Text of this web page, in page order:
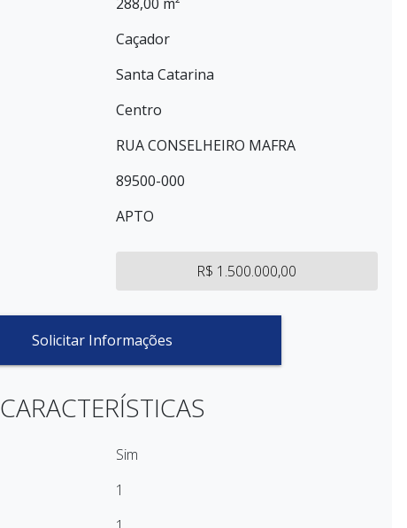
Caçador
Santa Catarina
Centro
RUA CONSELHEIRO MAFRA
89500-000
APTO
R$ 1.500.000,00
Solicitar Informações
CARACTERÍSTICAS
Sim
1